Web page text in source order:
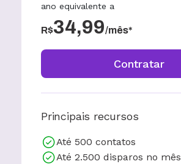
ano equivalente a
R$34,99/mês*
Contratar
Principais recursos
Até 500 contatos
Até 2.500 disparos no mês